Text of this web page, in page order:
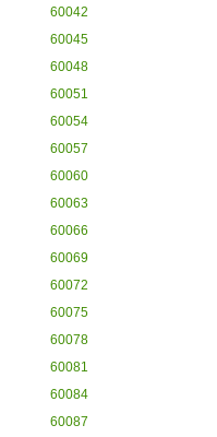
60042
60045
60048
60051
60054
60057
60060
60063
60066
60069
60072
60075
60078
60081
60084
60087